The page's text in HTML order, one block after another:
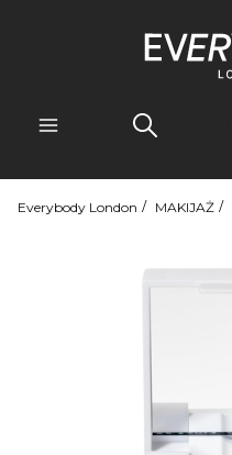
Menu Szukaj
Everybody London MAKIJAŻ